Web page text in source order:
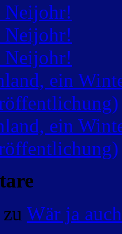
Neijohr!
Neijohr!
Neijohr!
ein
ein
zu Wär ja